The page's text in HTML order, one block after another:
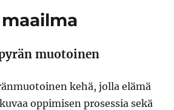
muotoinen
kehä, jolla elämä
oppimisen prosessia sekä